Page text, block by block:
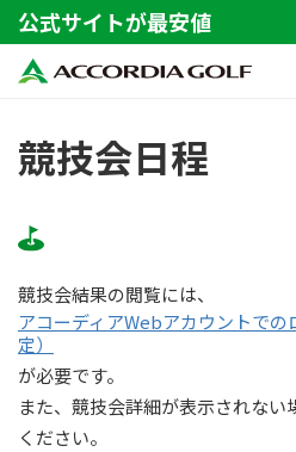
公式サイトが最安値
競技会日程
競技会結果の閲覧には、
アコーディアWebアカウントで
定）
が必要です。
また、競技会詳細が表示されな
ください。